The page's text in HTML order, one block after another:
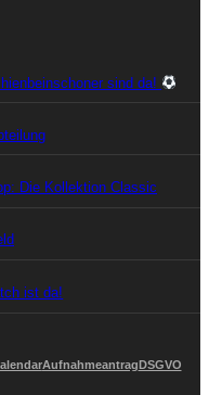
sind da!
Die Kollektion Classic
ist da!
AufnahmeantragDSGVO